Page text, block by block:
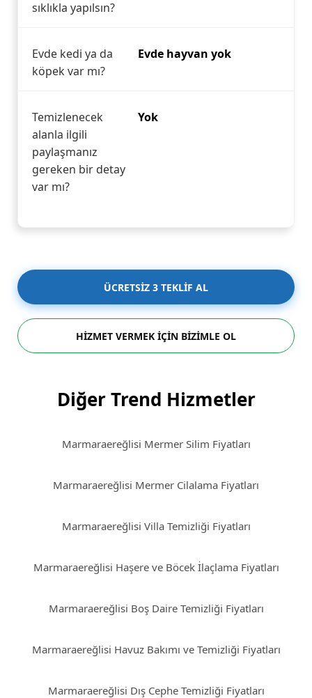
sıklıkla yapılsın?
Evde kedi ya da
köpek var mı?
Evde hayvan yok
Temizlenecek
alanla ilgili
paylaşmanız
gereken bir detay
var mı?
Yok
ÜCRETSİZ 3 TEKLİF AL
HİZMET VERMEK İÇİN BİZİMLE OL
Diğer Trend Hizmetler
Marmaraereğlisi Mermer Silim Fiyatları
Marmaraereğlisi Mermer Cilalama Fiyatları
Marmaraereğlisi Villa Temizliği Fiyatları
Marmaraereğlisi Haşere ve Böcek İlaçlama Fiyatları
Marmaraereğlisi Boş Daire Temizliği Fiyatları
Marmaraereğlisi Havuz Bakımı ve Temizliği Fiyatları
Marmaraereğlisi Dış Cephe Temizliği Fiyatları